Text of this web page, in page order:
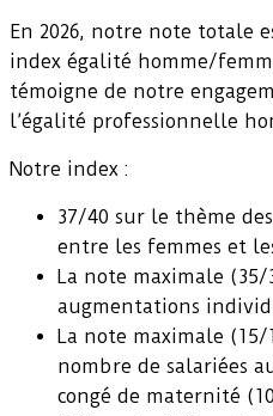
En 2026, notre note totale
index égalité homme/
témoigne de notre
l’égalité professionnelle
Notre index :
37/40 sur le thème
entre les femmes et
La note maximale
augmentations
La note maximale
nombre de salariées
congé de maternité